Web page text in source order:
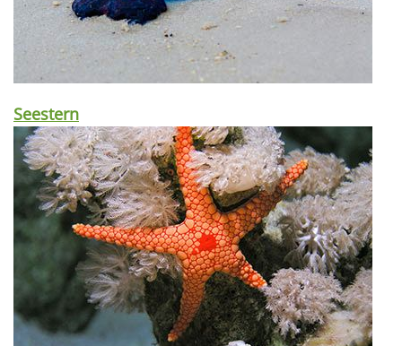
Seestern